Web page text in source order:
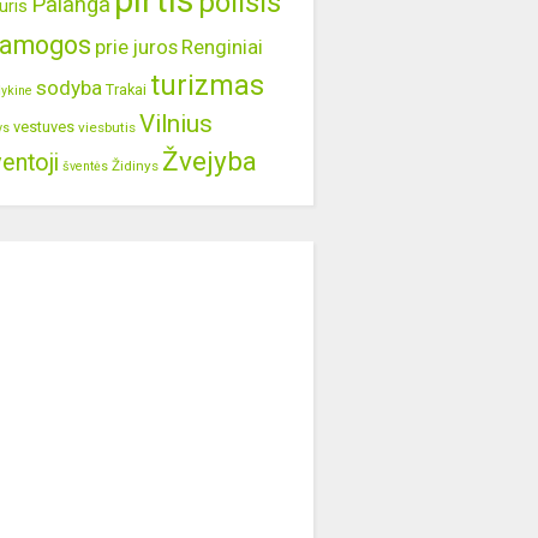
prie juros Renginiai
sodyba Trakai turizmas
vestuves viesbutis Vilnius
šventės Židinys Žvejyba